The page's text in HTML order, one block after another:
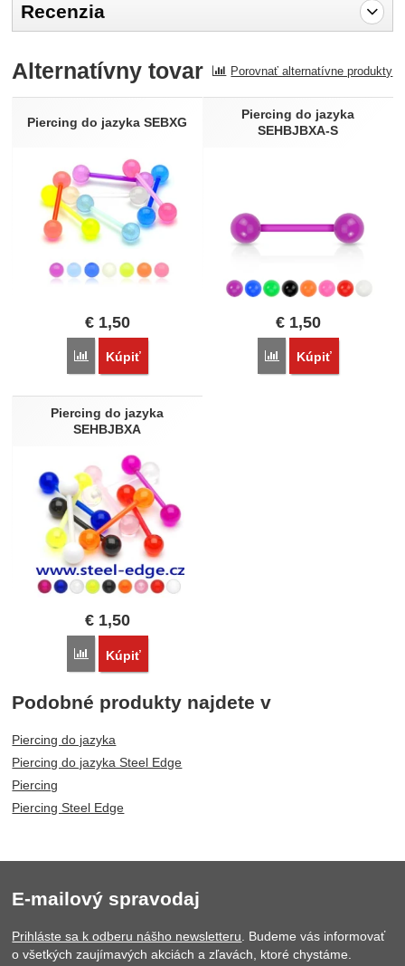
Recenzia
Recenzia
Nebola pridaná žiadna recenzia.
Alternatívny tovar Porovnať alternatívne produkty
Piercing do jazyka SEBXG
€ 1,50
Porovnať
Kúpiť
Piercing do jazyka
SEHBJBXA-S
€1,50
Porovnať
Kúpiť
Piercing do jazyka
SEHBJBXA
€ 1,50
Porovnať
Kúpiť
Podobné produkty najdete v
Piercing do jazyka
Piercing do jazyka Steel Edge
Piercing
Piercing Steel Edge
E-mailový spravodaj
Prihláste sa k odberu nášho newsletteru. Budeme vás informovať
o všetkých zaujímavých akciách a zľavách, ktoré chystáme.